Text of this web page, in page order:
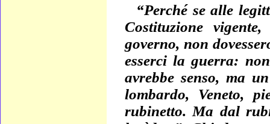
“Perché se alle
Costituzione
governo, non
esserci la guerra:
avrebbe senso, ma
lombardo, Veneto,
rubinetto. Ma dal